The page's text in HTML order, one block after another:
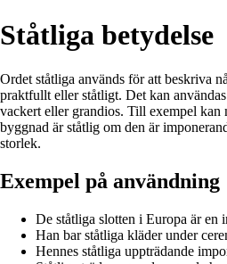
Ståtliga betydelse
Ordet ståtliga används för att beskriva
praktfullt eller ståtligt. Det kan
vackert eller grandios. Till exempel kan
byggnad är ståtlig om den är
storlek.
Exempel på användning
De ståtliga slotten i Europa är en
Han bar ståtliga kläder under
Hennes ståtliga uppträdande